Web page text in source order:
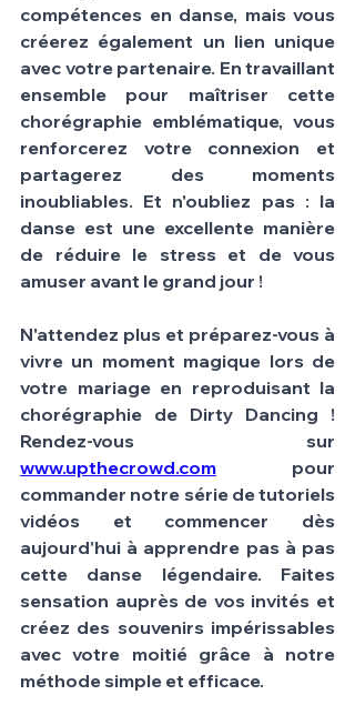
compétences en danse, mais vous
créerez également un lien unique
avec votre partenaire. En travaillant
ensemble pour maîtriser cette
chorégraphie emblématique, vous
renforcerez votre connexion et
partagerez des moments
inoubliables. Et n'oubliez pas : la
danse est une excellente manière
de réduire le stress et de vous
amuser avant le grand jour !
N'attendez plus et préparez-vous à
vivre un moment magique lors de
votre mariage en reproduisant la
chorégraphie de Dirty Dancing !
www.upthecrowd.com pour
commander notre série de tutoriels
vidéos et commencer dès
aujourd'hui à apprendre pas à pas
cette danse légendaire. Faites
sensation auprès de vos invités et
créez des souvenirs impérissables
avec votre moitié grâce à notre
méthode simple et efficace.